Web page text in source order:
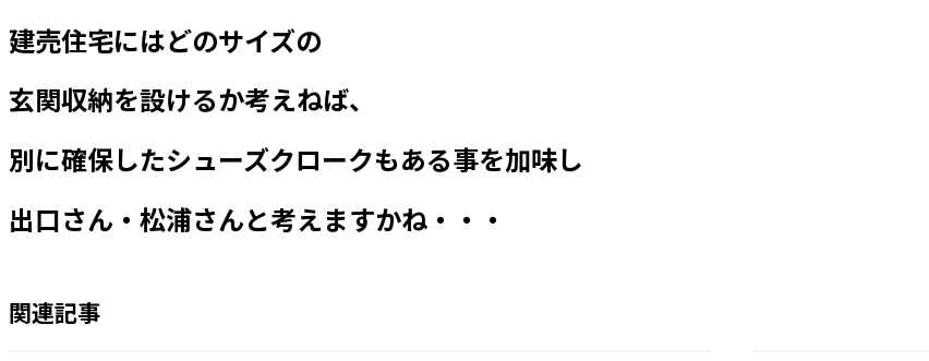
建売住宅にはどのサイズの
玄関収納を設けるか考えねば、
別に確保したシューズクロークもある事を加味し
出口さん・松浦さんと考えますかね・・・
関連記事